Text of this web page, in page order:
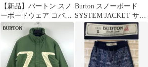
【新品】バートン スノ
ーボードウェア コバー
トジャケット 24-25
burton 238271 Men's
Covert Jacket 2.0 スノボ
ウェア メンズ BLK
GRN (240930)
Burton スノーボード
SYSTEM JACKET サイ
ズM 07112508 01